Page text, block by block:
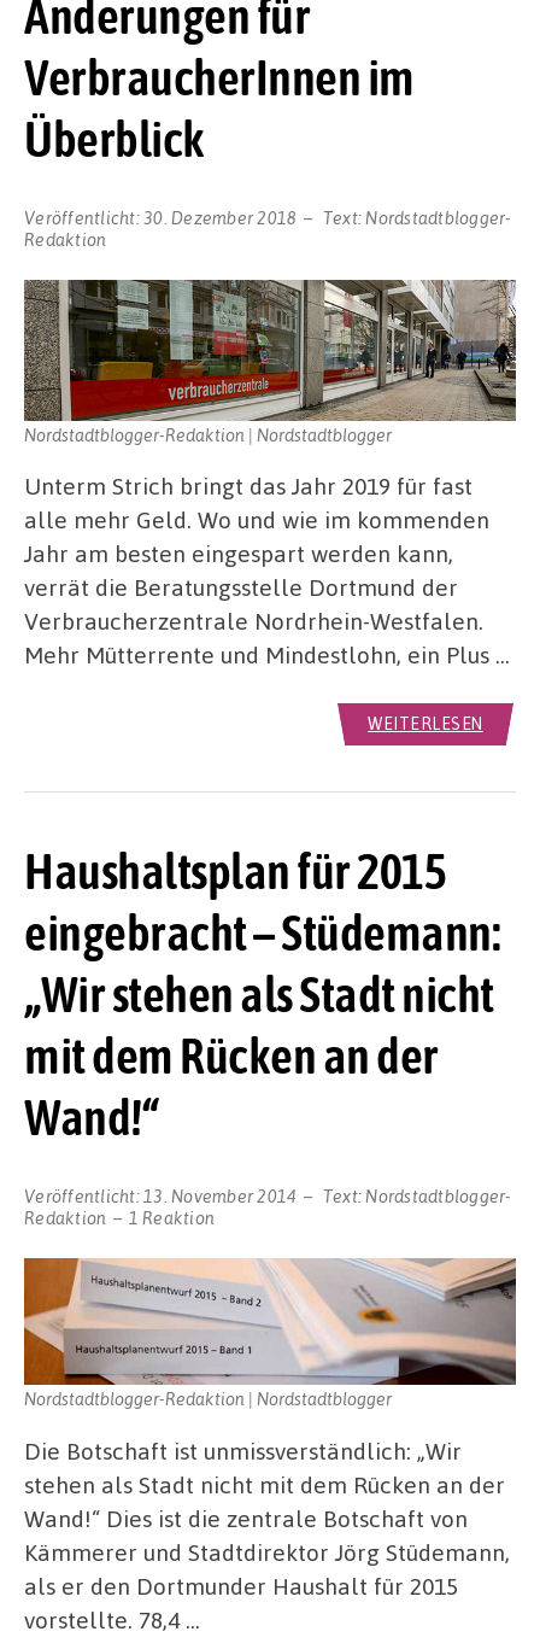
Änderungen für
VerbraucherInnen im
Überblick
Veröffentlicht:30. Dezember 2018 Text: Nordstadtblogger-
Redaktion
Nordstadtblogger-Redaktion | Nordstadtblogger
Unterm Strich bringt das Jahr 2019 für fast
alle mehr Geld. Wo und wie im kommenden
Jahr am besten eingespart werden kann,
verrät die Beratungsstelle Dortmund der
Verbraucherzentrale Nordrhein-Westfalen.
Mehr Mütterrente und Mindestlohn, ein Plus …
WEITERLESEN
Haushaltsplan für 2015
eingebracht – Stüdemann:
„Wir stehen als Stadt nicht
mit dem Rücken an der
Wand!“
Veröffentlicht: 13. November 2014 Text: Nordstadtblogger-
Redaktion
1 Reaktion
Nordstadtblogger-Redaktion | Nordstadtblogger
Die Botschaft ist unmissverständlich: „Wir
stehen als Stadt nicht mit dem Rücken an der
Wand!“ Dies ist die zentrale Botschaft von
Kämmerer und Stadtdirektor Jörg Stüdemann,
als er den Dortmunder Haushalt für 2015
vorstellte. 78,4 …